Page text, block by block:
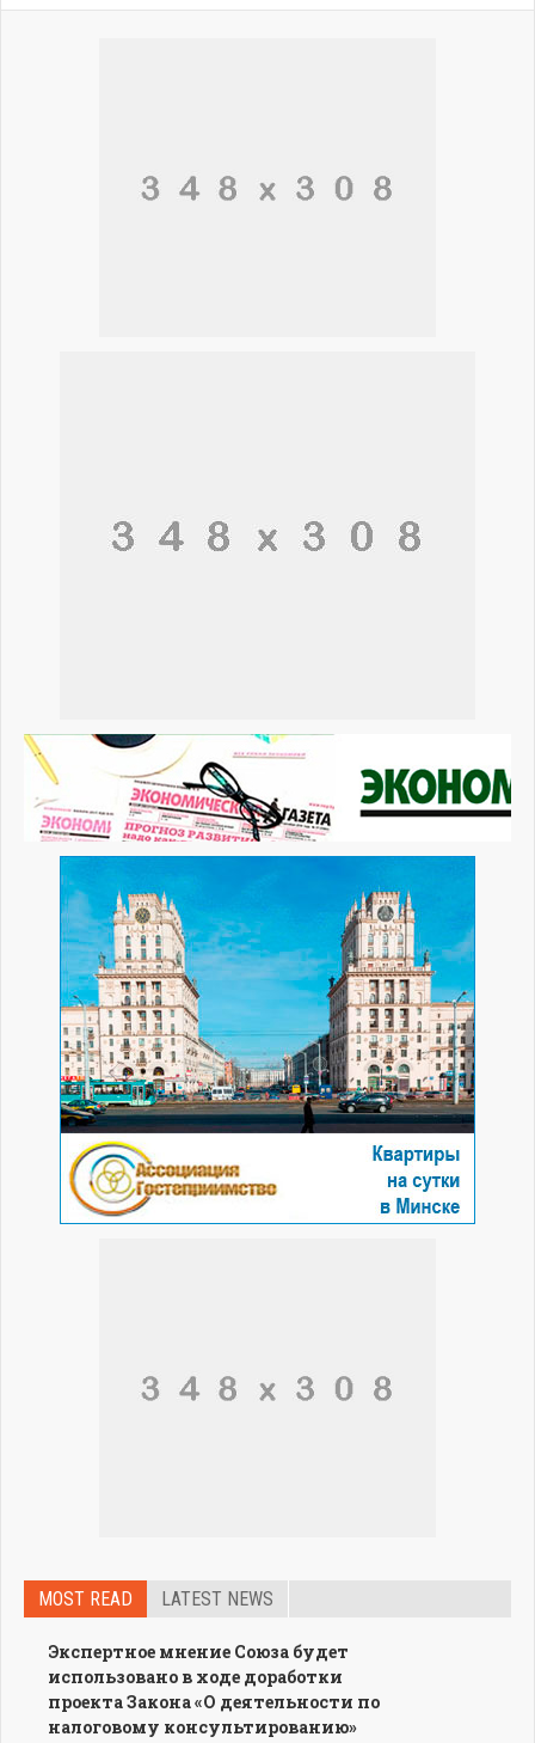
MOST READ LATEST NEWS
Экспертное мнение Союза будет
использовано в ходе доработки
проекта Закона «О деятельности по
налоговому консультированию»